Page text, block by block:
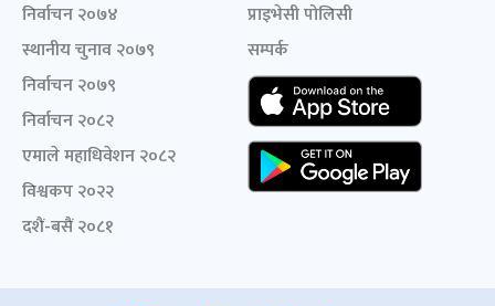
निर्वाचन २०७४
स्थानीय चुनाव २०७९
निर्वाचन २०७९
निर्वाचन २०८२
एमाले महाधिवेशन २०८२
विश्वकप २०२२
दशैं-बसैं २०८१
प्राइभेसी पोलिसी
सम्पर्क